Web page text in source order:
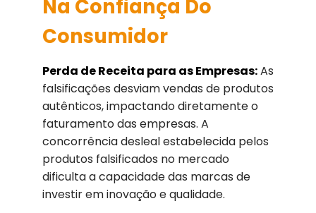
Na Confiança Do
Consumidor
Perda de Receita para as Empresas:As
falsificações desviam vendas de produtos
autênticos, impactando diretamente o
faturamento das empresas. A
concorrência desleal estabelecida pelos
produtos falsificados no mercado
dificulta a capacidade das marcas de
investir em inovação e qualidade.